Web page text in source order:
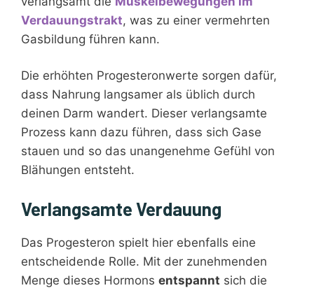
Verdauungstrakt, was zu einer vermehrten
Gasbildung führen kann.
Die erhöhten Progesteronwerte sorgen dafür,
dass Nahrung langsamer als üblich durch
deinen Darm wandert. Dieser verlangsamte
Prozess kann dazu führen, dass sich Gase
stauen und so das unangenehme Gefühl von
Blähungen entsteht.
Verlangsamte Verdauung
Das Progesteron spielt hier ebenfalls eine
entscheidende Rolle. Mit der zunehmenden
Menge dieses Hormons entspannt sich die